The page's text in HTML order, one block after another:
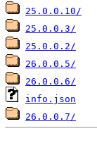
25.0.0.10/
25.0.0.3/
25.0.0.2/
26.0.0.5/
26.0.0.6/
info.json
26.0.0.7/